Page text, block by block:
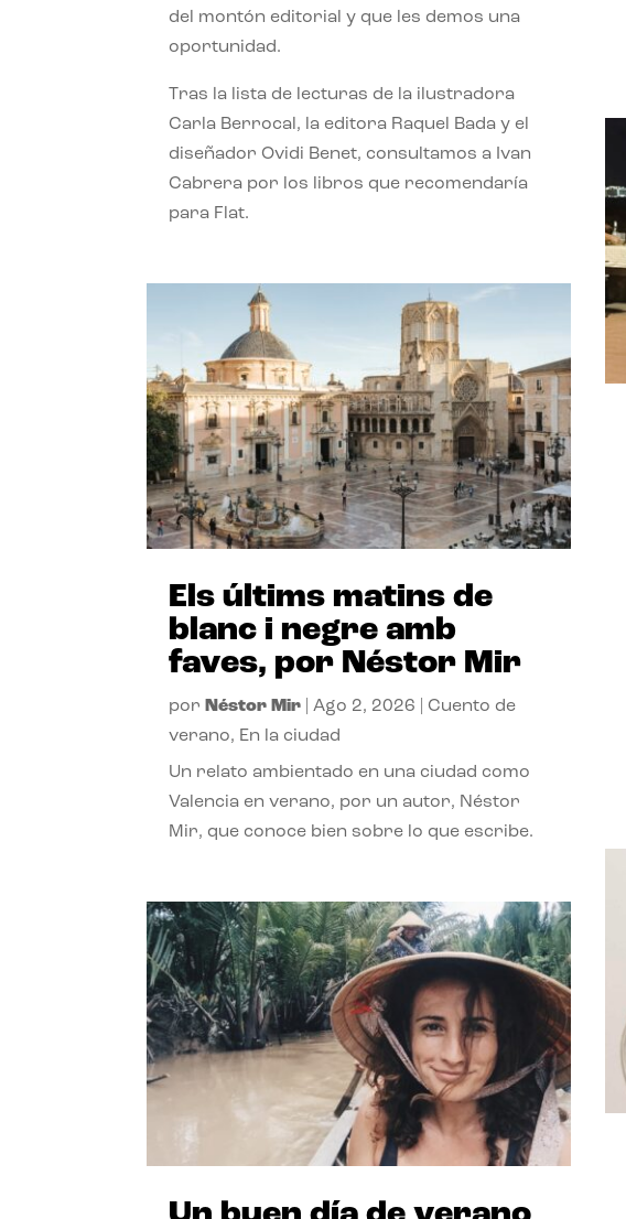
del montón editorial y que les demos una
oportunidad.
Tras la lista de lecturas de la ilustradora
Carla Berrocal, la editora Raquel Bada y el
diseñador Ovidi Benet, consultamos a Ivan
Cabrera por los libros que recomendaría
para Flat.
Els últims matins de
blanc i negre amb
faves, por Néstor Mir
por Néstor Mir |Ago 2, 2026 |Cuento de
verano, En la ciudad
Un relato ambientado en una ciudad como
Valencia en verano, por un autor, Néstor
Mir, que conoce bien sobre lo que escribe.